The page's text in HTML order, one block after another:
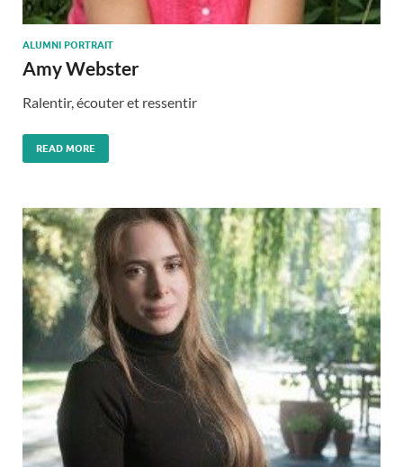
ALUMNI PORTRAIT
Amy Webster
Ralentir, écouter et ressentir
READ MORE